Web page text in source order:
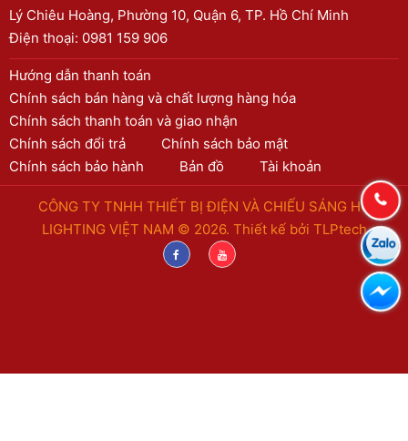
Lý Chiêu Hoàng, Phường 10, Quận 6, TP. Hồ Chí Minh
Điện thoại: 0981 159 906
Hướng dẫn thanh toán
Chính sách bán hàng và chất lượng hàng hóa
Chính sách thanh toán và giao nhận
Chính sách đổi trả
Chính sách bảo mật
Chính sách bảo hành
Bản đồ Tài khoản
CÔNG TY TNHH THIẾT BỊ ĐIỆN VÀ CHIẾU SÁNG HC
LIGHTING VIỆT NAM © 2026. Thiết kế bởi TLPtech